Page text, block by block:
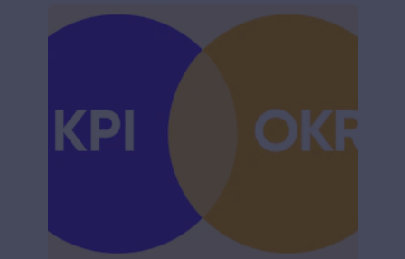
9 Diferencias entre KPI y OKR: ¿cuál es mejor para